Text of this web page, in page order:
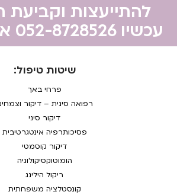
להתייעצות וקביעת
עכשיו 052-8728526 או צרו קשר
שיטות טיפול:
פרחי באך
רפואה סינית – דיקור
דיקור סיני
פסיכותרפיה אינטגרטיבית
דיקור קוסמטי
הומוטוקסיקולוגיה
ריקול הילינג
קונסטלציה משפחתית